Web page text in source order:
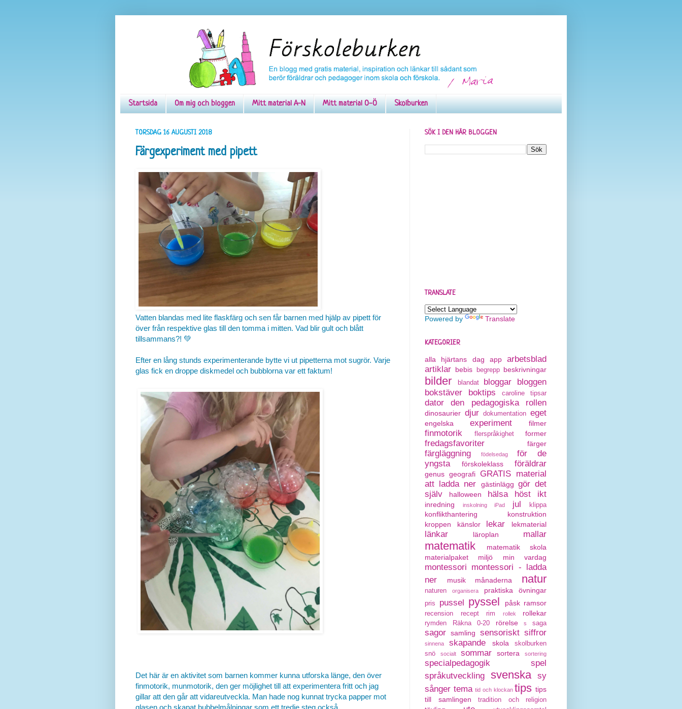
Startsida Om mig och bloggen Mitt material A-N Mitt material O-Ö Skolburken
TORSDAG 16 AUGUSTI 2018
Färgexperiment med pipett
Vatten blandas med lite flaskfärg och sen får barnen med hjälp av pipett för
över från respektive glas till den tomma i mitten. Vad blir gult och blått
tillsammans?! 💚
Efter en lång stunds experimenterande bytte vi ut pipetterna mot sugrör. Varje
glas fick en droppe diskmedel och bubblorna var ett faktum!
Det här är en aktivitet som barnen kommer kunna utforska länge, den över
finmotorik, munmotorik, den ger möjlighet till att experimentera fritt och jag
gillar att den går att vidareutveckla. Man hade nog kunnat trycka papper mot
SÖK I DEN HÄR BLOGGEN
TRANSLATE
Powered by Translate
KATEGORIER
alla hjärtans dag app
arbetsblad
artiklar bebis begrepp beskrivningar
bilder blandat bloggar
bloggen
bokstäver
boktips caroline tipsar
dator den pedagogiska rollen
dinosaurier djur dokumentation eget
engelska experiment filmer
finmotorik flerspråkighet former
fredagsfavoriter färger
färgläggning födelsedag
för de
yngsta
förskoleklass föräldrar
genus geografi GRATIS material
att ladda ner
gästinlägg gör det
själv
halloween hälsa höst ikt
inredning inskolning iPad jul klippa
konflikthantering
konstruktion
kroppen
känslor lekar lekmaterial
länkar läroplan mallar
matematik
matematik skola
materialpaket
miljö min vardag
montessori montessori - ladda
ner
musik månaderna natur
naturen organisera praktiska övningar
pris pussel pyssel påsk ramsor
recension recept rim rollek rollekar
rymden Räkna 0-20 rörelse s saga
sagor samling sensoriskt siffror
sinnena skapande skola
skolburken
snö
socialt sommar sortera sortering
specialpedagogik
spel
språkutveckling
svenska
sy
sånger tema tid och klockan tips tips
till samlingen
tradition och religion